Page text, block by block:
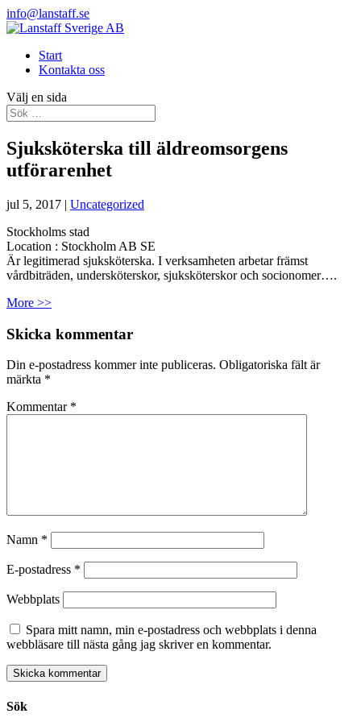
info@lanstaff.se
Start
Kontakta oss
Välj en sida
Sjuksköterska till äldreomsorgens
utförarenhet
jul 5, 2017 | Uncategorized
Stockholms stad
Location : Stockholm AB SE
Är legitimerad sjuksköterska. I verksamheten arbetar främst
vårdbiträden, undersköterskor, sjuksköterskor och socionomer….
More >>
Skicka kommentar
Din e-postadress kommer inte publiceras. Obligatoriska fält är
märkta *
Kommentar *
Namn *
E-postadress *
Webbplats
Spara mitt namn, min e-postadress och webbplats i denna
webbläsare till nästa gång jag skriver en kommentar.
Sök